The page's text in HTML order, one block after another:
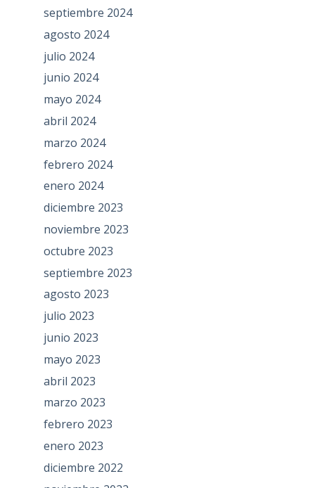
septiembre 2024
agosto 2024
julio 2024
junio 2024
mayo 2024
abril 2024
marzo 2024
febrero 2024
enero 2024
diciembre 2023
noviembre 2023
octubre 2023
septiembre 2023
agosto 2023
julio 2023
junio 2023
mayo 2023
abril 2023
marzo 2023
febrero 2023
enero 2023
diciembre 2022